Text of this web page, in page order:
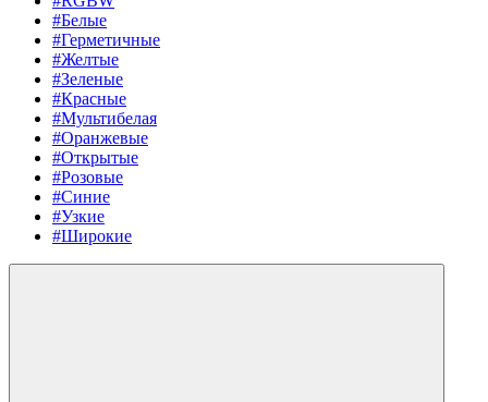
#Белые
#Герметичные
#Желтые
#Зеленые
#Красные
#Мультибелая
#Оранжевые
#Открытые
#Розовые
#Синие
#Узкие
#Широкие